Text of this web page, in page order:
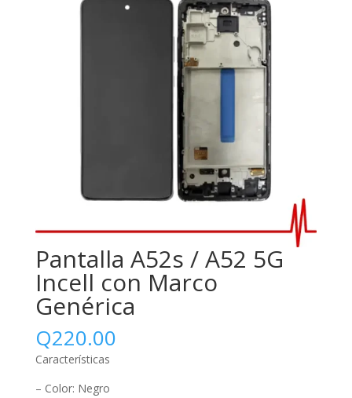
Pantalla A52s / A52 5G
Incell con Marco
Genérica
Q220.00
Características
– Color: Negro